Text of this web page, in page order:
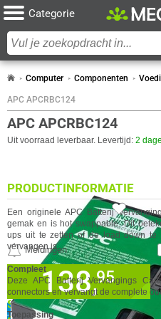
Categorie
Computer Componenten
APC APCRBC124
APC APCRBC124
Uit voorraad leverbaar. Levertijd: 2
2x
138,95
Meldingen
SPECIFICATIES
PRODUCTINFORMATIE
Een origineleAPCBatterij
gemak en is hot swappable. Dit
ups uit te zetten of de load down te
vervangen is.
Compleet
DezeAPC
Batterij Vervangings
connectors en vervangt de complete
Toepassing